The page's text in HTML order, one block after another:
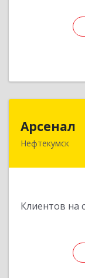
Арсенал
Нефтекумск
Клиентов на